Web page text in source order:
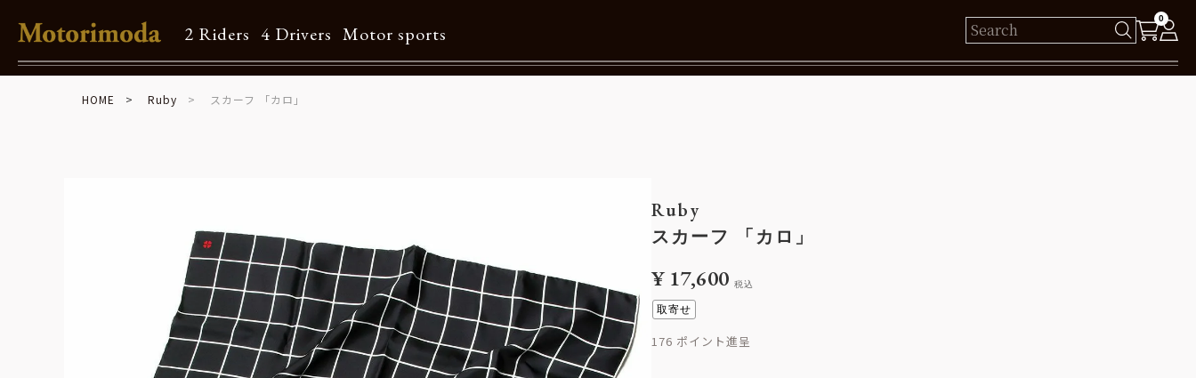
2 Riders 4 Drivers Motor sports
0
Shop Info
リクルート
HOME Ruby スカーフ 「カロ」
Ruby
スカーフ 「カロ」
¥ 17,600 税込
取寄せ
176